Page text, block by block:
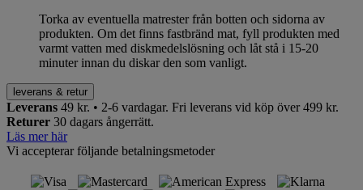
Torka av eventuella matrester från botten och sidorna av
produkten. Om det finns fastbränd mat, fyll produkten med
varmt vatten med diskmedelslösning och låt stå i 15-20
minuter innan du diskar den som vanligt.
leverans & retur
Leverans 49 kr. • 2-6 vardagar. Fri leverans vid köp över 499 kr.
Returer 30 dagars ångerrätt.
Läs mer här
Vi accepterar följande betalningsmetoder